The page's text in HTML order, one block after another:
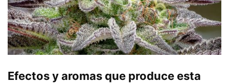
Efectos y aromas que produce esta